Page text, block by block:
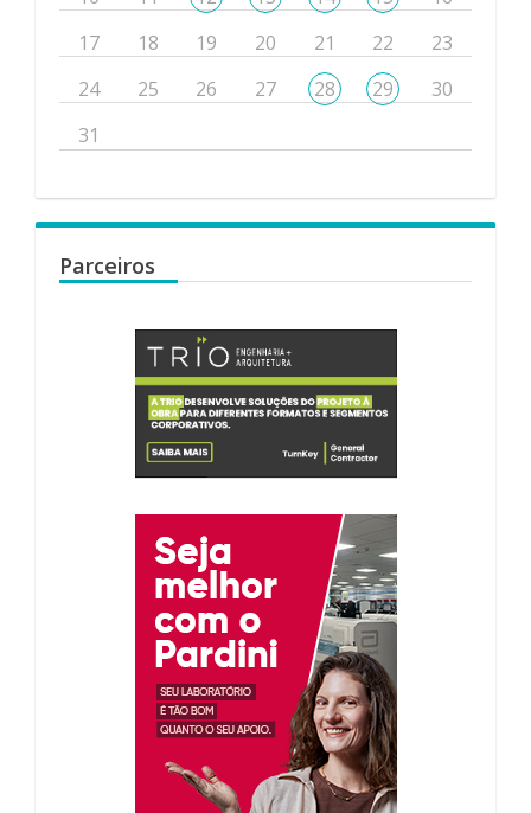
17
18 19 20 21 22
23
24
25 26 27 28 29
30
31
Parceiros